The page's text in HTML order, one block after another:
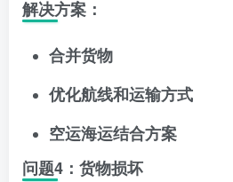
解决方案：
合并货物
优化航线和运输方式
空运海运结合方案
问题4：货物损坏